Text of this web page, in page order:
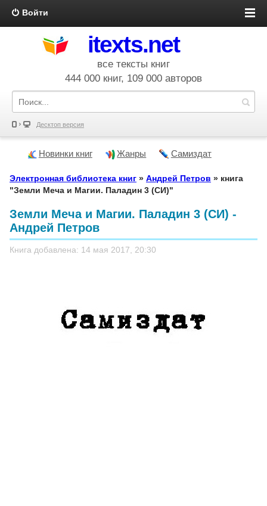
Войти
itexts.net
все тексты книг
444 000 книг, 109 000 авторов
Десктоп версия
Новинки книг Жанры Самиздат
Электронная библиотека книг » Андрей Петров » книга
"Земли Меча и Магии. Паладин 3 (СИ)"
Земли Меча и Магии. Паладин 3 (СИ) -
Андрей Петров
Книга добавлена: 14 мая 2017, 20:30